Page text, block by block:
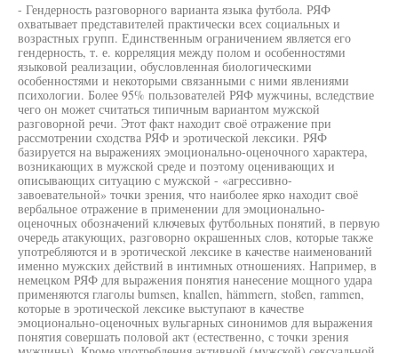
- Гендерность разговорного варианта языка футбола. РЯФ
охватывает представителей практически всех социальных и
возрастных групп. Единственным ограничением является его
гендерность, т. е. корреляция между полом и особенностями
языковой реализации, обусловленная биологическими
особенностями и некоторыми связанными с ними явлениями
психологии. Более 95% пользователей РЯФ мужчины, вследствие
чего он может считаться типичным вариантом мужской
разговорной речи. Этот факт находит своё отражение при
рассмотрении сходства РЯФ и эротической лексики. РЯФ
базируется на выражениях эмоционально-оценочного характера,
возникающих в мужской среде и поэтому оценивающих и
описывающих ситуацию с мужской - «агрессивно-
завоевательной» точки зрения, что наиболее ярко находит своё
вербальное отражение в применении для эмоционально-
оценочных обозначений ключевых футбольных понятий, в первую
очередь атакующих, разговорно окрашенных слов, которые также
употребляются и в эротической лексике в качестве наименований
именно мужских действий в интимных отношениях. Например, в
немецком РЯФ для выражения понятия нанесение мощного удара
применяются глаголы bumsen, knallen, hämmern, stoßen, rammen,
которые в эротической лексике выступают в качестве
эмоционально-оценочных вульгарных синонимов для выражения
понятия совершать половой акт (естественно, с точки зрения